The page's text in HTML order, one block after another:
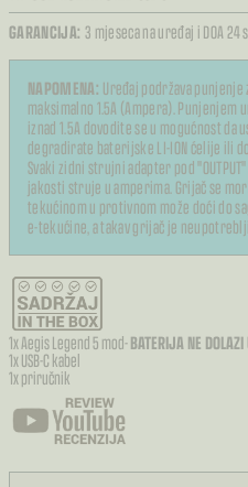
GARANCIJA: 3 mjeseca na uređaj i DOA
NAPOMENA: Uređaj podržava
maksimalno 1.5A (Ampera).
iznad 1.5A dovodite se u mogućnost
degradirate baterijske LI-ION ćelije ili
Svaki zidni strujni adapter pod
jakosti struje u amperima. Grijač se
tekućinom u protivnom može doći do
e-tekućine, a takav grijač je
1x Aegis Legend 5 mod-BATERIJA NE
1x USB-C kabel
1x priručnik